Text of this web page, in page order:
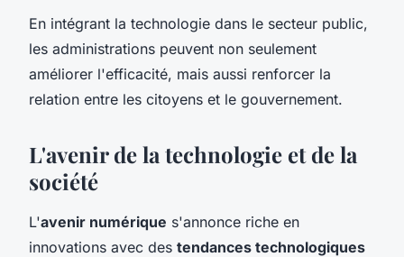
En intégrant la technologie dans le secteur public,
les administrations peuvent non seulement
améliorer l'efficacité, mais aussi renforcer la
relation entre les citoyens et le gouvernement.
L'avenir de la technologie et de la
société
L'avenir numérique s'annonce riche en
innovations avec des tendances technologiques